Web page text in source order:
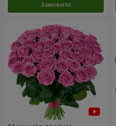
Замовити